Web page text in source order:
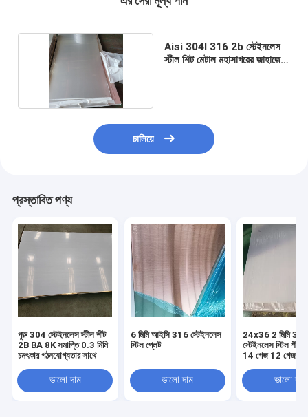
Aisi 304l 316 2b স্টেইনলেস
স্টীল শিট মেটাল মহাসাগরের জাহাজের
চালিয়ে
প্রস্তাবিত পণ্য
পুরু 304 স্টেইনলেস স্টীল শীট
2B BA 8K সমাপ্তি 0.3 মিমি
চমৎকার গঠনযোগ্যতার সাথে
ভালো দাম
6 মিমি আইসি 316 স্টেইনলেস
স্টিল প্লেট
ভালো দাম
24x36 2 মিমি
স্টেইনলেস স্টিল শীট
14 গেজ 12 গেজ
ভালো দাম